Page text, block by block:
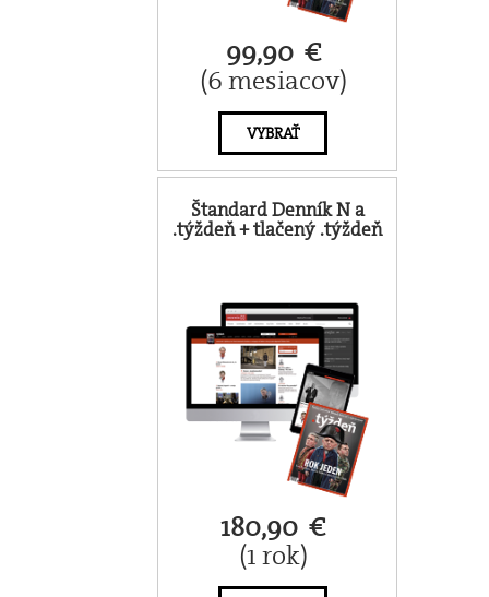
99,90 €
(6 mesiacov)
VYBRAŤ
Štandard Denník N a
.týždeň + tlačený .týždeň
180,90 €
(1 rok)